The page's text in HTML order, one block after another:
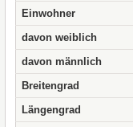
Einwohner
davon weiblich
davon männlich
Breitengrad
Längengrad